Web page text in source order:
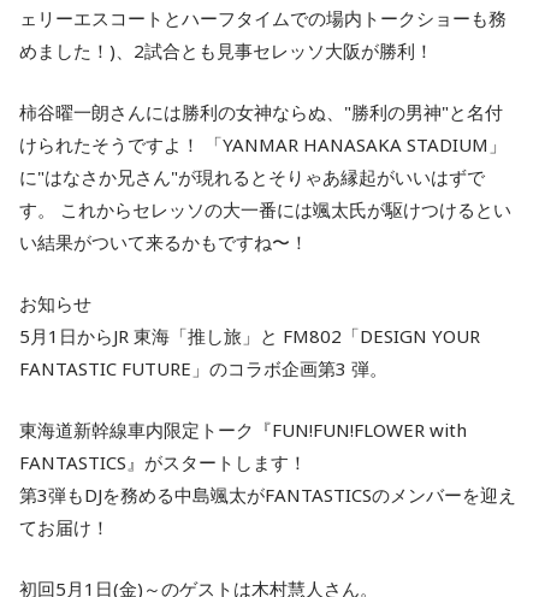
ェリーエスコートとハーフタイムでの場内トークショーも務
めました！)、2試合とも見事セレッソ大阪が勝利！
柿谷曜一朗さんには勝利の女神ならぬ、"勝利の男神"と名付
けられたそうですよ！ 「YANMAR HANASAKA STADIUM」
に"はなさか兄さん"が現れるとそりゃあ縁起がいいはずで
す。 これからセレッソの大一番には颯太氏が駆けつけるとい
い結果がついて来るかもですね〜！
お知らせ
5月1日からJR 東海「推し旅」と FM802「DESIGN YOUR
FANTASTIC FUTURE」のコラボ企画第3 弾。
東海道新幹線車内限定トーク『FUN!FUN!FLOWER with
FANTASTICS』がスタートします！
第3弾もDJを務める中島颯太がFANTASTICSのメンバーを迎え
てお届け！
初回5月1日(金)～のゲストは木村慧人さん。